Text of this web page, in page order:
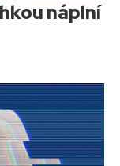
náplní